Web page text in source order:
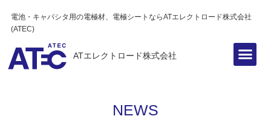
電池・キャパシタ用の電極材、電極シートならATエレクトロード株式会社
(ATEC)
ATエレクトロード株式会社
NEWS